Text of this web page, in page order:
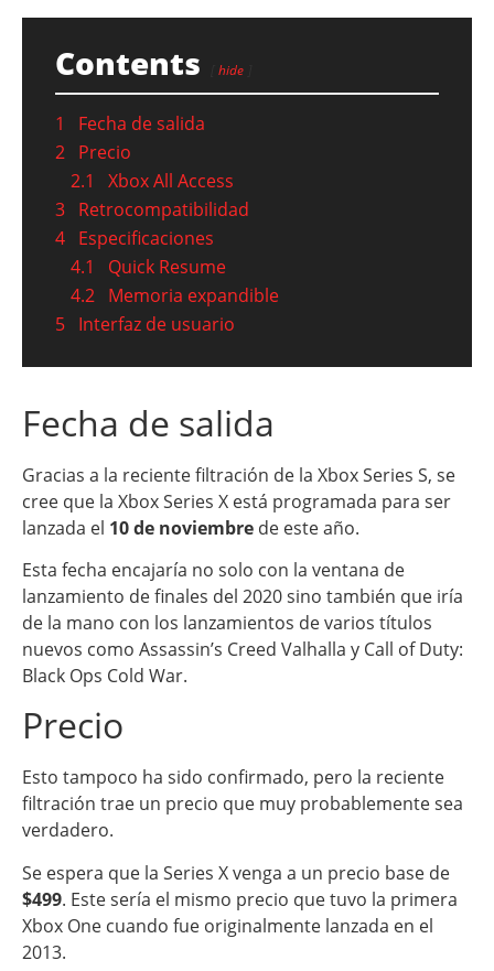
Contents hide
1
Fecha de salida
2 Precio
2.1
Xbox All Access
3 Retrocompatibilidad
4 Especificaciones
4.1
Quick Resume
4.2 Memoria expandible
5 Interfaz de usuario
Fecha de salida
Gracias a la reciente filtración de la Xbox Series S, se
cree que la Xbox Series X está programada para ser
lanzada el 10 de noviembre de este año.
Esta fecha encajaría no solo con la ventana de
lanzamiento de finales del 2020 sino también que iría
de la mano con los lanzamientos de varios títulos
nuevos como Assassin’s Creed Valhalla y Call of Duty:
Black Ops Cold War.
Precio
Esto tampoco ha sido confirmado, pero la reciente
filtración trae un precio que muy probablemente sea
verdadero.
Se espera que la Series X venga a un precio base de
$499. Este sería el mismo precio que tuvo la primera
Xbox One cuando fue originalmente lanzada en el
2013.